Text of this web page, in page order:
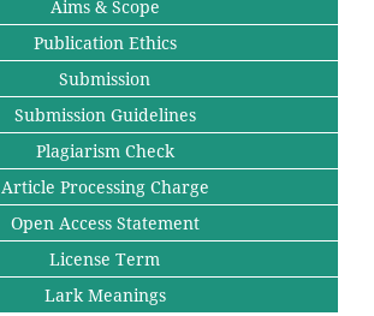
Aims & Scope
Publication Ethics
Submission
Submission Guidelines
Plagiarism Check
Article Processing Charge
Open Access Statement
License Term
Lark Meanings